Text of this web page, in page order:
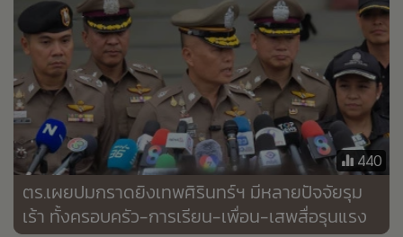
ละคร
CbizReview
Cyber BIZ
• ผู้จัดกวน
• Good health & Well-being
• Green Innovation & SD
• Management & HR
MGR Live
440
ตร.เผยปมกราดยิงเทพศิรินทร์ฯ มีหลายปัจจัยรุม
เร้า ทั้งครอบครัว-การเรียน-เพื่อน-เสพสื่อรุนแรง